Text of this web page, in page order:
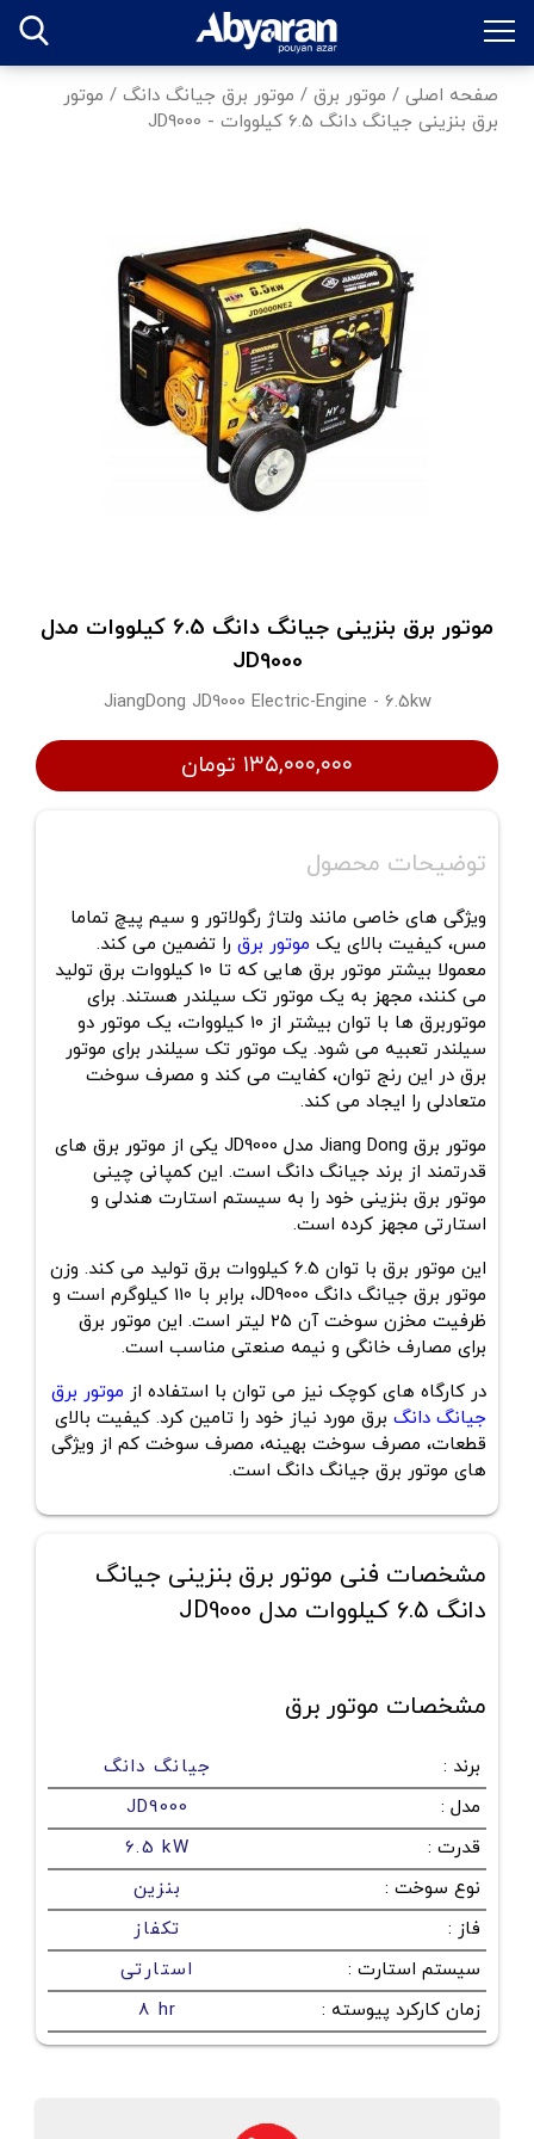
صفحه اصلی / موتور برق / موتور برق جیانگ دانگ / موتور
برق بنزینی جیانگ دانگ 6.5 کیلووات - JD9000
موتور برق بنزینی جیانگ دانگ 6.5 کیلووات مدل
JD9000
JiangDong JD9000 Electric-Engine - 6.5kw
۱۳۵,۰۰۰,۰۰۰ تومان
توضیحات محصول
ویژگی های خاصی مانند ولتاژ رگولاتور و سیم پیچ تماما
مس، کیفیت بالای یک موتور برق را تضمین می کند.
معمولا بیشتر موتور برق هایی که تا 10 کیلووات برق تولید
می کنند، مجهز به یک موتور تک سیلندر هستند. برای
موتوربرق ها با توان بیشتر از 10 کیلووات، یک موتور دو
سیلندر تعبیه می شود. یک موتور تک سیلندر برای موتور
برق در این رنج توان، کفایت می کند و مصرف سوخت
متعادلی را ایجاد می کند.
موتور برق Jiang Dong مدل JD9000 یکی از موتور برق های
قدرتمند از برند جیانگ دانگ است. این کمپانی چینی
موتور برق بنزینی خود را به سیستم استارت هندلی و
استارتی مجهز کرده است.
این موتور برق با توان 6.5 کیلووات برق تولید می کند. وزن
موتور برق جیانگ دانگ JD9000، برابر با 110 کیلوگرم است و
ظرفیت مخزن سوخت آن 25 لیتر است. این موتور برق
برای مصارف خانگی و نیمه صنعتی مناسب است.
در کارگاه های کوچک نیز می توان با استفاده از موتور برق
جیانگ دانگ برق مورد نیاز خود را تامین کرد. کیفیت بالای
قطعات، مصرف سوخت بهینه، مصرف سوخت کم از ویژگی
های موتور برق جیانگ دانگ است.
مشخصات فنی موتور برق بنزینی جیانگ
دانگ 6.5 کیلووات مدل JD9000
مشخصات موتور برق
برند :
جیانگ دانگ
مدل :
JD9000
قدرت :
6.5 kW
نوع سوخت :
بنزین
فاز :
تکفاز
سیستم استارت :
استارتی
زمان کارکرد پیوسته :
8 hr